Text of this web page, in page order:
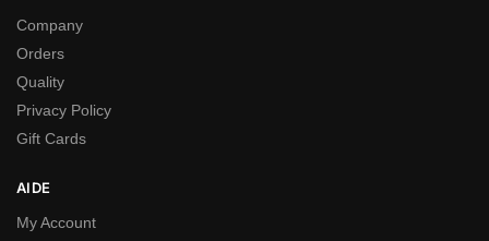
Company
Orders
Quality
Privacy Policy
Gift Cards
AIDE
My Account